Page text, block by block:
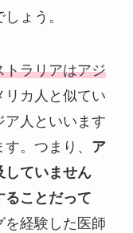
ょう。
トラリアはアジ
リカ人と似てい
ア人といいます
。つまり、 ア
していません
ることだって
を経験した医師